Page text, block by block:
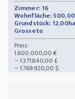
Zimmer: 16
Wohnfläche:
Grundstück: 12,00ha
Grosseto
Preis:
1.600.000,00 €
~ 1.371.840,00 £
~ 1.769.920,00 $